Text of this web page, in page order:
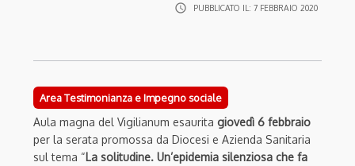
access_time PUBBLICATO IL: 7 FEBBRAIO 2020
Area Testimonianza e Impegno sociale
Aula magna del Vigilianum esaurita giovedì 6 febbraio
per la serata promossa da Diocesi e Azienda Sanitaria
sul tema “La solitudine. Un’epidemia silenziosa che fa